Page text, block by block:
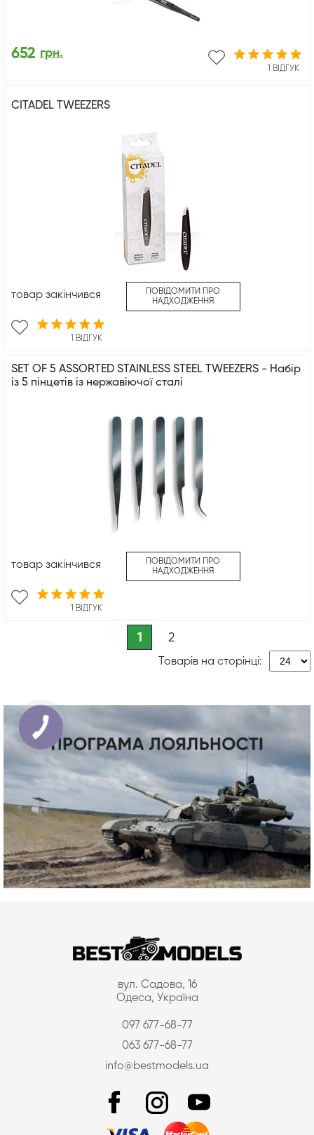
1 ВІДГУК
652 грн.
CITADEL TWEEZERS
1 ВІДГУК
товар закінчився
ПОВІДОМИТИ ПРО
НАДХОДЖЕННЯ
SET OF 5 ASSORTED STAINLESS STEEL TWEEZERS - Набір
із 5 пінцетів із нержавіючої сталі
1 ВІДГУК
товар закінчився
ПОВІДОМИТИ ПРО
НАДХОДЖЕННЯ
1 2
Товарів на сторінці:
вул. Садова, 16
Одеса, Україна
097 677-68-77
063 677-68-77
info@bestmodels.ua